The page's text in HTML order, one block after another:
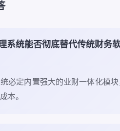
系统能否彻底替代传统财务软
必定内置强大的业财一体化模
本。